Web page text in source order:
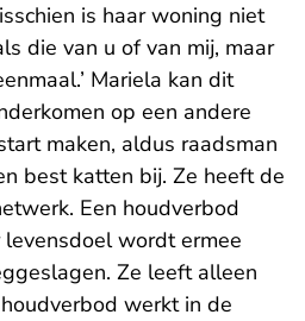
is haar woning niet
die van u of van mij, maar
Mariela kan dit
op een andere
maken, aldus raadsman
best katten bij. Ze heeft de
Een houdverbod
wordt ermee
Ze leeft alleen
werkt in de